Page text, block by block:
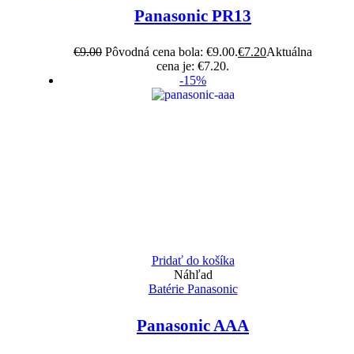
Panasonic PR13
€9.00 Pôvodná cena bola: €9.00.€7.20Aktuálna
cena je: €7.20.
-15%
Pridať do košíka
Náhľad
Batérie Panasonic
Panasonic AAA